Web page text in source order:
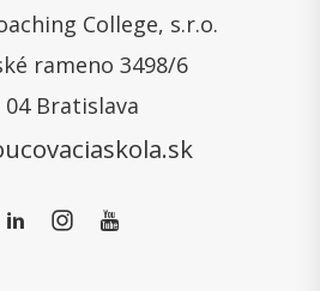
College, s.r.o.
rameno 3498/6
04 Bratislava